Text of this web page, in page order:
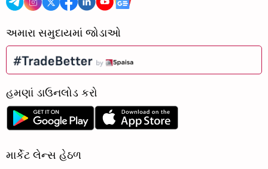
અમારા સમુદાયમાં જોડાઓ
હમણાં ડાઉનલોડ કરો
માર્કેટ લેન્સ હેઠળ